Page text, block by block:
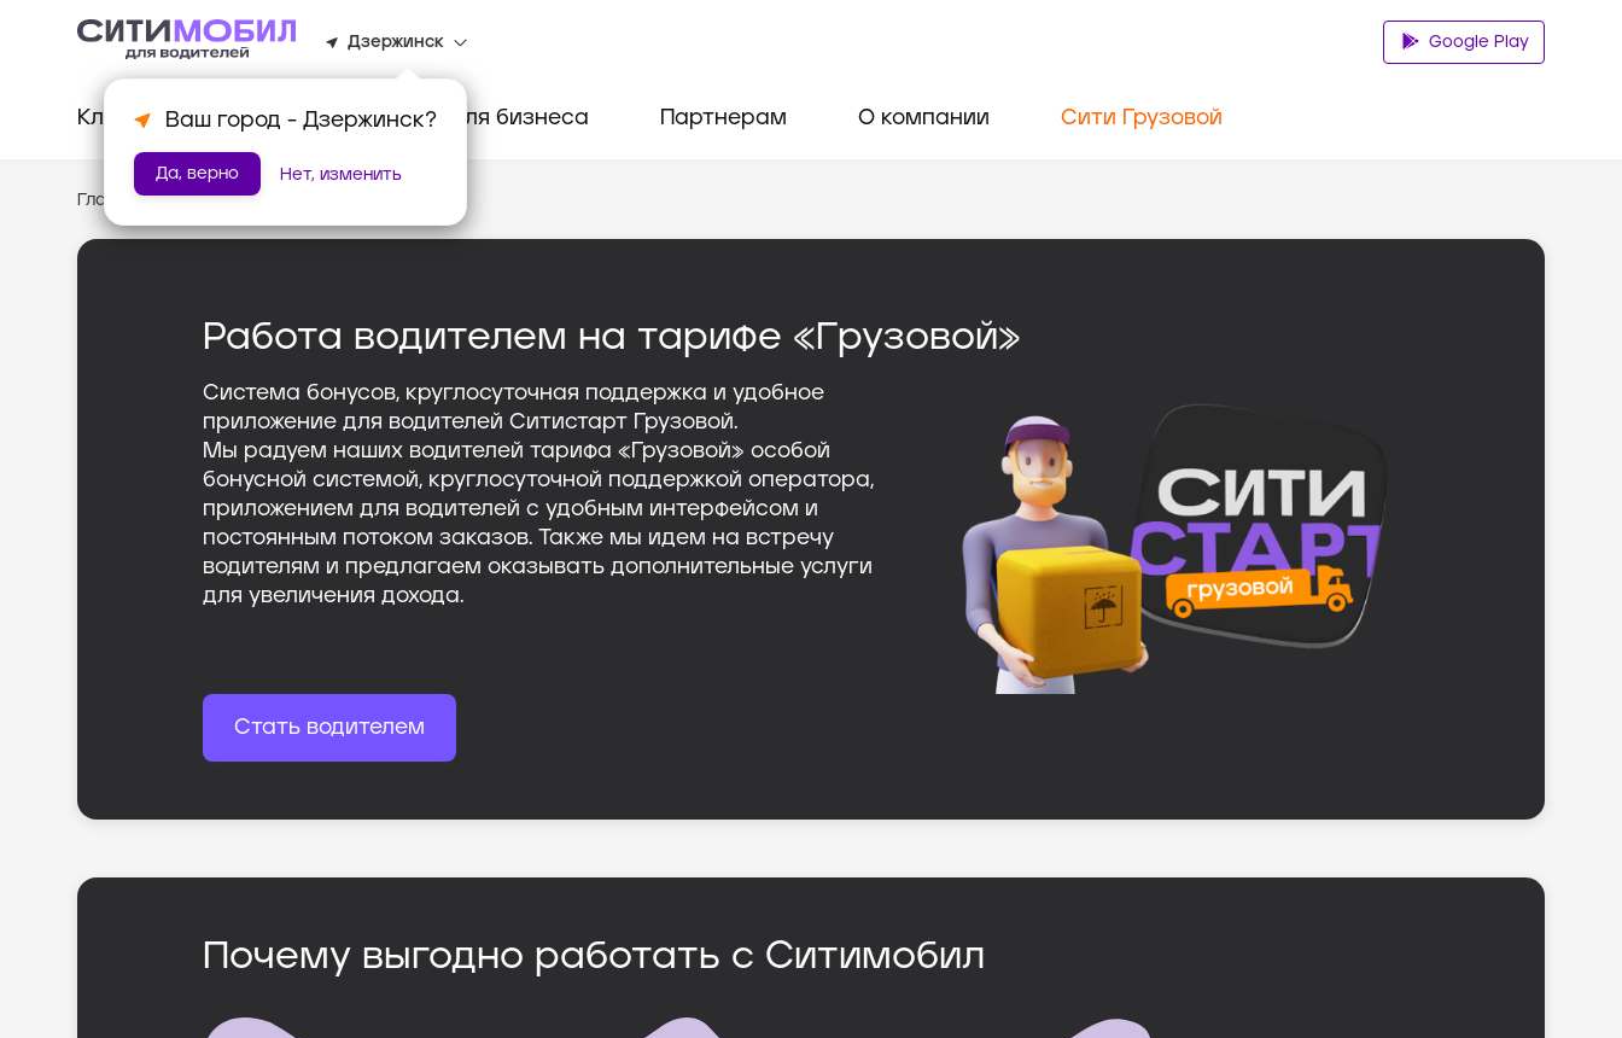
Дзержинск
Ваш город - Дзержинск?
Да, верно Нет, изменить
Google Play
Клиентам Водителям Для бизнеса Партнерам О компании Сити Грузовой
Главная /Тариф «Грузовой»
Работа водителем на тарифе «Грузовой»
Система бонусов, круглосуточная поддержка и удобное
приложение для водителей Ситистарт Грузовой.
Мы радуем наших водителей тарифа «Грузовой» особой
бонусной системой, круглосуточной поддержкой оператора,
приложением для водителей с удобным интерфейсом и
постоянным потоком заказов. Также мы идем на встречу
водителям и предлагаем оказывать дополнительные услуги
для увеличения дохода.
Стать водителем
Почему выгодно работать с Ситимобил